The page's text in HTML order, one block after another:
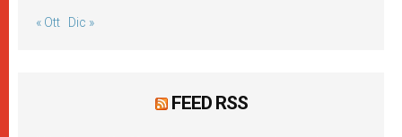
« Ott Dic »
FEED RSS